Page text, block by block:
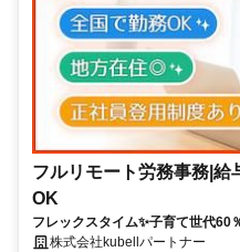
フルリモート労務事務|給
OK
フレックスタイム✨子育て世代60
株式会社kubellパートナー